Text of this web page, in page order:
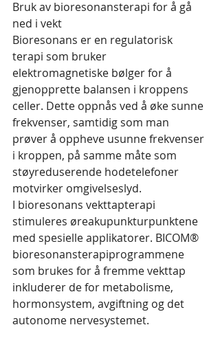
Bruk av bioresonansterapi for å gå
ned i vekt
Bioresonans er en regulatorisk
terapi som bruker
elektromagnetiske bølger for å
gjenopprette balansen i kroppens
celler. Dette oppnås ved å øke sunne
frekvenser, samtidig som man
prøver å oppheve usunne frekvenser
i kroppen, på samme måte som
støyreduserende hodetelefoner
motvirker omgivelseslyd.
I bioresonans vekttapterapi
stimuleres øreakupunkturpunktene
med spesielle applikatorer. BICOM®
bioresonansterapiprogrammene
som brukes for å fremme vekttap
inkluderer de for metabolisme,
hormonsystem, avgiftning og det
autonome nervesystemet.